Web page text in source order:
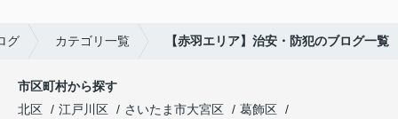
グ カテゴリ一覧 【赤羽エリア】治安・防犯のブログ一覧
市区町村から探す
北区
江戸川区 さいたま市大宮区
葛飾区